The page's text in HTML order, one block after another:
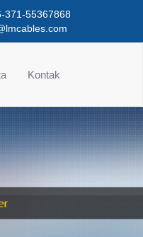
371-55367868
Kontak